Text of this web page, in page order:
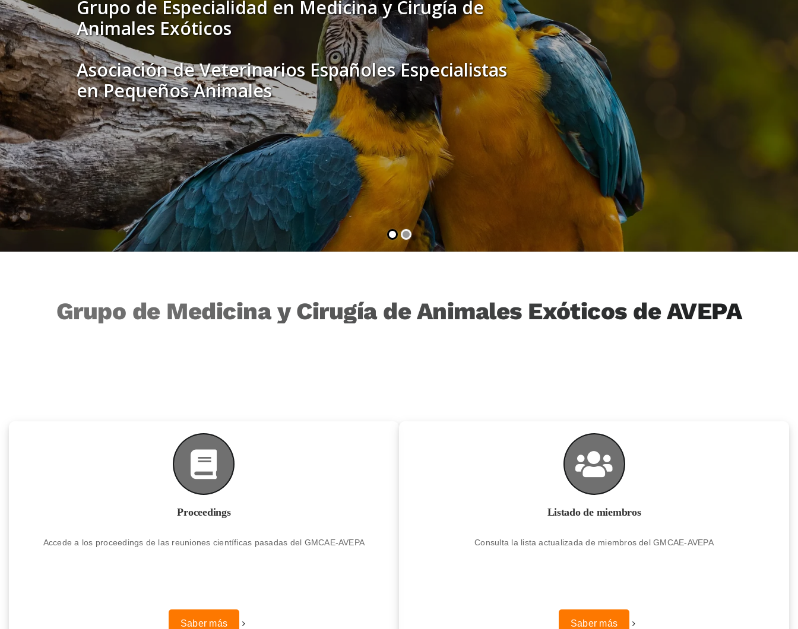
Grupo de Especialidad en Medicina y Cirugía de
Animales Exóticos
Asociación de Veterinarios Españoles Especialistas
en Pequeños Animales
Grupo de Medicina y Cirugía de Animales Exóticos de AVEPA
Proceedings
Accede a los proceedings de las reuniones científicas pasadas del GMCAE-AVEPA
Saber más
Listado de miembros
Consulta la lista actualizada de miembros del GMCAE-AVEPA
Saber más